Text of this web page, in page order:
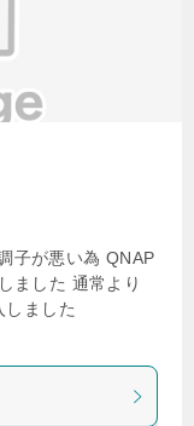
子が悪い為 QNAP
ました 通常より
ました